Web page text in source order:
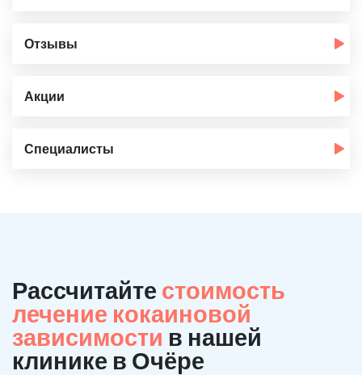
Отзывы
Акции
Специалисты
Рассчитайте стоимость
лечение кокаиновой
зависимости в нашей
клинике в Очёре